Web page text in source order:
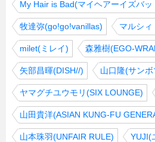
My Hair is Bad(マイヘアーイズバッ
牧達弥(go!go!vanillas) マルシィ
milet(ミレイ) 森雅樹(EGO-
矢部昌暉(DISH//) 山口隆(サン
ヤマグチユウモリ(SIX LOUNGE)
山田貴洋(ASIAN KUNG-FU
山本珠羽(UNFAIR RULE) YUJI(